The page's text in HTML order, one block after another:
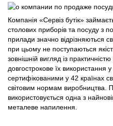
Компанія «Сервіз бутік»
столових приборів та посуду з
прилади значно відрізняються
при цьому не поступаються
зовнішній вигляд із
довгострокове їх використання
сертифікованими у 42 країнах
світовим нормам виробництва.
використовується одна з
металеве напилення.